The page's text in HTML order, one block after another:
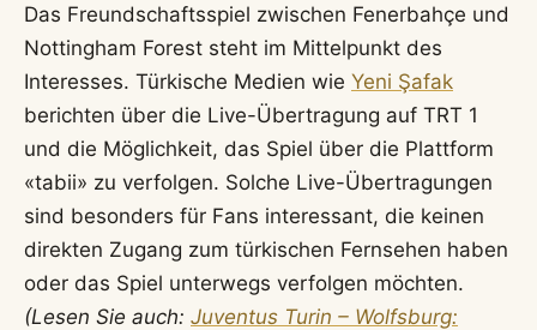
Das Freundschaftsspiel zwischen Fenerbahçe und
Nottingham Forest steht im Mittelpunkt des
Interesses. Türkische Medien wie Yeni Şafak
berichten über die Live-Übertragung auf TRT 1
und die Möglichkeit, das Spiel über die Plattform
«tabii» zu verfolgen. Solche Live-Übertragungen
sind besonders für Fans interessant, die keinen
direkten Zugang zum türkischen Fernsehen haben
oder das Spiel unterwegs verfolgen möchten.
(Lesen Sie auch: Juventus Turin – Wolfsburg: